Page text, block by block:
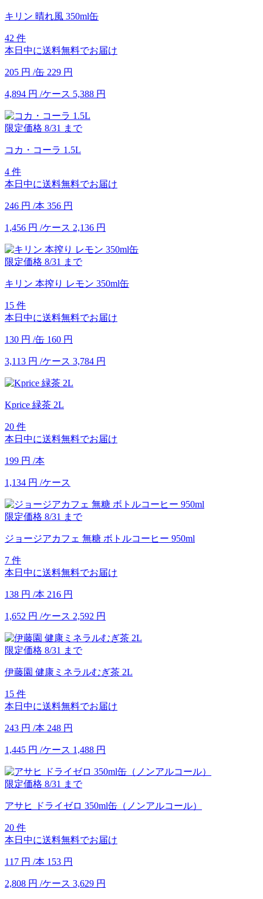
キリン 晴れ風 350ml缶
42 件
本日中に送料無料でお届け
205 円 /缶 229 円
4,894 円 /ケース 5,388 円
限定価格 8/31 まで
コカ・コーラ 1.5L
4 件
本日中に送料無料でお届け
246 円 /本 356 円
1,456 円 /ケース 2,136 円
限定価格 8/31 まで
キリン 本搾り レモン 350ml缶
15 件
本日中に送料無料でお届け
130 円 /缶 160 円
3,113 円 /ケース 3,784 円
Kprice 緑茶 2L
20 件
本日中に送料無料でお届け
199 円 /本
1,134 円 /ケース
限定価格 8/31 まで
ジョージアカフェ 無糖 ボトルコーヒー 950ml
7 件
本日中に送料無料でお届け
138 円 /本 216 円
1,652 円 /ケース 2,592 円
限定価格 8/31 まで
伊藤園 健康ミネラルむぎ茶 2L
15 件
本日中に送料無料でお届け
243 円 /本 248 円
1,445 円 /ケース 1,488 円
限定価格 8/31 まで
アサヒ ドライゼロ 350ml缶（ノンアルコール）
20 件
本日中に送料無料でお届け
117 円 /本 153 円
2,808 円 /ケース 3,629 円